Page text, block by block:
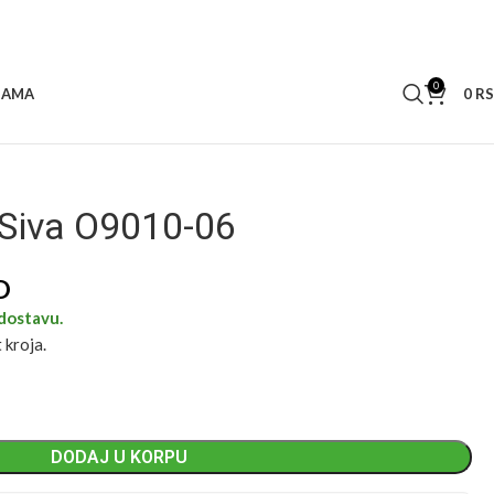
0 0
O9010-06
kroja.
DODAJ U KORPU